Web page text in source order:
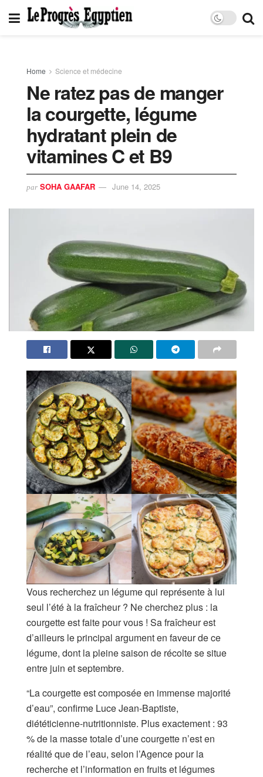
Home Science et médecine
Ne ratez pas de manger
la courgette, légume
hydratant plein de
vitamines C et B9
par SOHA GAAFAR June 14, 2025
Vous recherchez un légume qui représente à lui
seul l’été à la fraîcheur ? Ne cherchez plus : la
courgette est faite pour vous ! Sa fraîcheur est
d’ailleurs le principal argument en faveur de ce
légume, dont la pleine saison de récolte se situe
entre juin et septembre.
“La courgette est composée en immense majorité
d’eau”, confirme Luce Jean-Baptiste,
diététicienne-nutritionniste. Plus exactement : 93
% de la masse totale d’une courgette n’est en
réalité que de l’eau, selon l’Agence pour la
recherche et l’information en fruits et légumes